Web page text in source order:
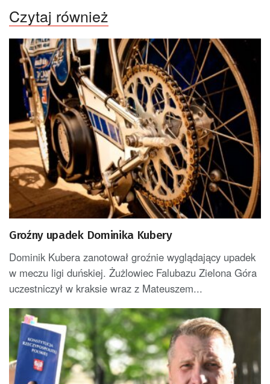
Czytaj również
Groźny upadek Dominika Kubery
Dominik Kubera zanotował groźnie wyglądający upadek
w meczu ligi duńskiej. Żużlowiec Falubazu Zielona Góra
uczestniczył w kraksie wraz z Mateuszem...